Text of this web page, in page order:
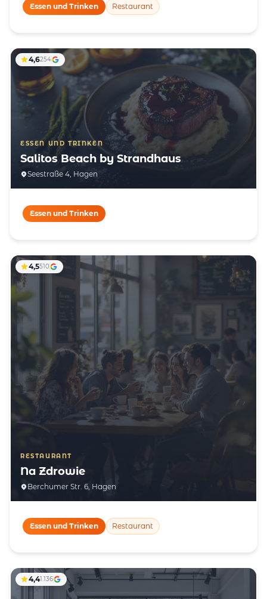
Essen und Trinken Restaurant
ESSEN UND TRINKEN
Salitos Beach by Strandhaus
Seestraße 4, Hagen
4,6254
Essen und Trinken
RESTAURANT
Na Zdrowie
Berchumer Str. 6, Hagen
4,5510
Essen und Trinken Restaurant
4,41.136